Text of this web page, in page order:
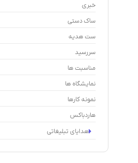
خبری
ساک دستی
ست هدیه
سررسید
مناسبت ها
نمایشگاه ها
نمونه کارها
هاردباکس
هدایای تبلیغاتی